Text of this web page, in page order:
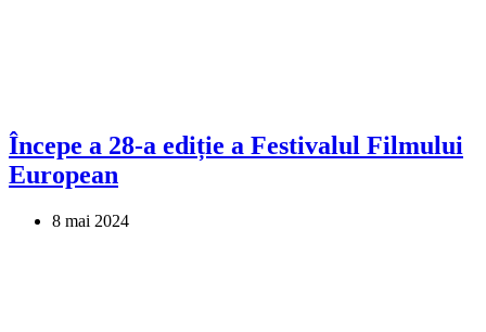
Începe a 28-a ediție a Festivalul Filmului
European
8 mai 2024